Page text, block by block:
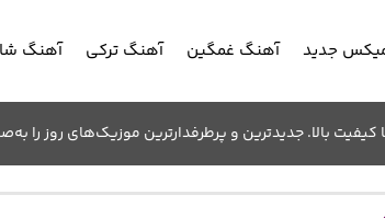
جدید آهنگ غمگین آهنگ ترکی آهنگ
بالا. جدیدترین و پرطرفدارترین موزیک‌های روز را